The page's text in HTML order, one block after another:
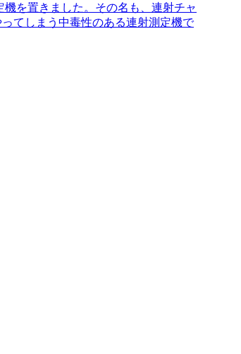
を置きました。その名も、連射チャ
てしまう中毒性のある連射測定機で